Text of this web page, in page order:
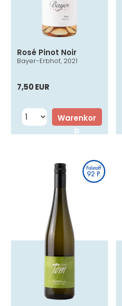
Rosé Pinot Noir
Bayer-Erbhof, 2021
7,50 EUR
Warenkor
b